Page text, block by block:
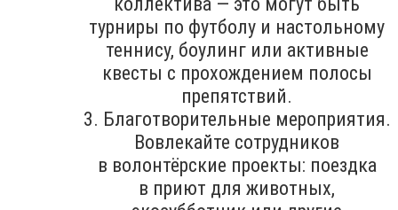
турниры по футболу и настольному
теннису, боулинг или активные
квесты с прохождением полосы
препятствий.
3. Благотворительные мероприятия.
Вовлекайте сотрудников
в волонтёрские проекты: поездка
в приют для животных,